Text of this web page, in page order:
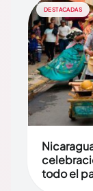
DESTACADAS
todo el